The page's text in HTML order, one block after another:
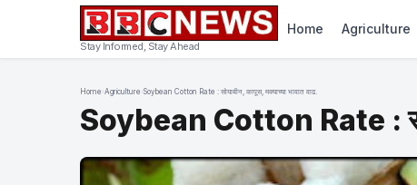
Stay Informed, Stay Ahead
Home Agriculture
Home Agriculture Soybean Cotton Rate : सोयाबीन, कापूस, मक्याच्या भावात वाढ.
Soybean Cotton Rate :